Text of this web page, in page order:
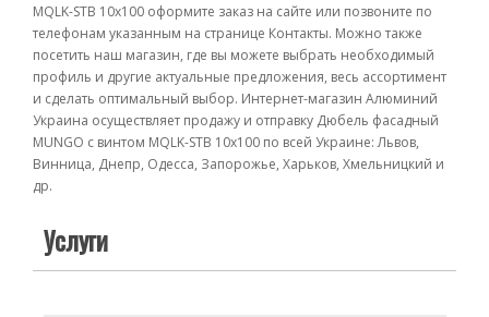
MQLK-STB 10x100 оформите заказ на сайте или позвоните по
телефонам указанным на странице Контакты. Можно также
посетить наш магазин, где вы можете выбрать необходимый
профиль и другие актуальные предложения, весь ассортимент
и сделать оптимальный выбор. Интернет-магазин Алюминий
Украина осуществляет продажу и отправку Дюбель фасадный
MUNGO с винтом MQLK-STB 10x100 по всей Украине: Львов,
Винница, Днепр, Одесса, Запорожье, Харьков, Хмельницкий и
др.
Услуги